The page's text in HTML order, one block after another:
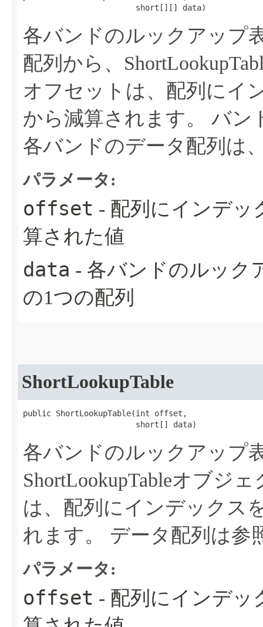
                        short[][] data)
各バンドのルックアップ
配列から、
オフセットは、配列にイ
から減算されます。
バン
各バンドのデータ配列は
パラメータ:
offset - 配列にインデッ
算された値
data - 各バンドのルック
の1つの配列
ShortLookupTable
public ShortLookupTable​(int offset,
                        short[] data)
各バンドのルックアップ
ShortLookupTableオブジ
は、配列にインデックス
れます。
データ配列は参
パラメータ:
offset - 配列にインデッ